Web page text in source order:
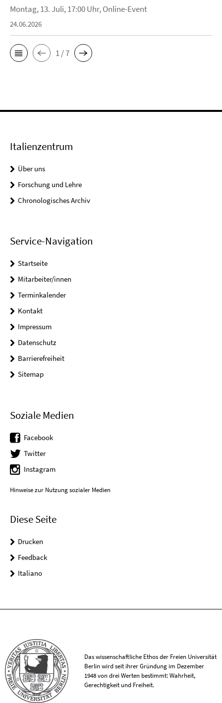
Montag, 13. Juli, 17:00 Uhr, Online-Event
24.06.2026
1 / 7
Italienzentrum
Über uns
Forschung und Lehre
Chronologisches Archiv
Service-Navigation
Startseite
Mitarbeiter/innen
Terminkalender
Kontakt
Impressum
Datenschutz
Barrierefreiheit
Sitemap
Soziale Medien
Facebook
Twitter
Instagram
Hinweise zur Nutzung sozialer Medien
Diese Seite
Drucken
Feedback
Italiano
Das wissenschaftliche Ethos der Freien Universität
Berlin wird seit ihrer Gründung im Dezember
1948 von drei Werten bestimmt: Wahrheit,
Gerechtigkeit und Freiheit.